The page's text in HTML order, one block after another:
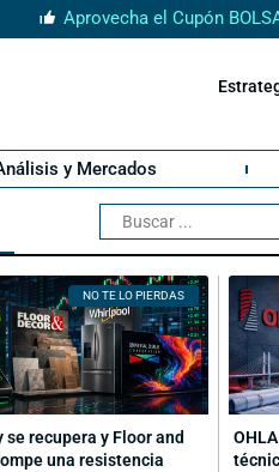
Aprovecha el Cupón
y Mercados
NO TE LO PIERDAS
se recupera y Floor and
una resistencia